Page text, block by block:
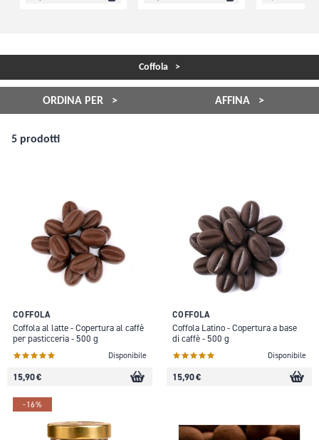
Coffola
ORDINA PER AFFINA
5 prodotti
COFFOLA
Coffola al latte - Copertura al caffè
per pasticceria - 500 g
Disponibile
15,90 €
COFFOLA
Coffola Latino - Copertura a base
di caffè - 500 g
Disponibile
15,90 €
-16%